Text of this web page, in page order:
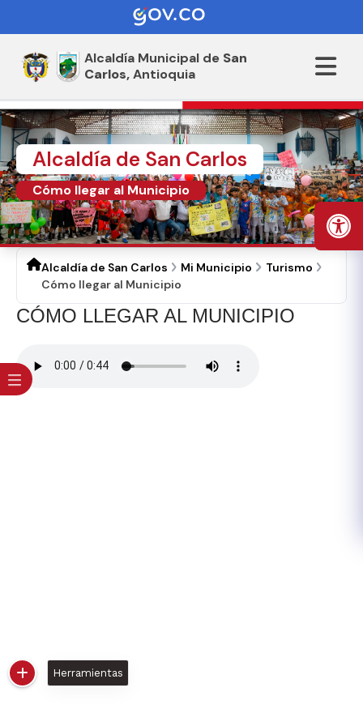
Alcaldía Municipal de San
Carlos,Antioquia
Alcaldía de San Carlos
Cómo llegar al Municipio
Alcaldía de San Carlos Mi Municipio
Turismo
Cómo llegar al Municipio
​CÓMO LLEGAR AL MUNICIPIO
Herramientas